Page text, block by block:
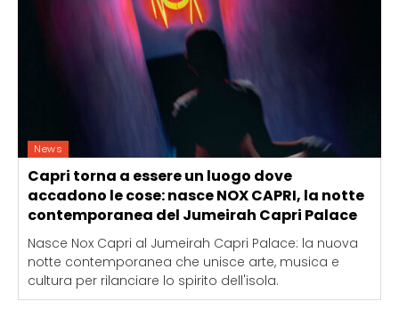
News
Capri torna a essere un luogo dove
accadono le cose: nasce NOX CAPRI, la notte
contemporanea del Jumeirah Capri Palace
Nasce Nox Capri al Jumeirah Capri Palace: la nuova
notte contemporanea che unisce arte, musica e
cultura per rilanciare lo spirito dell'isola.